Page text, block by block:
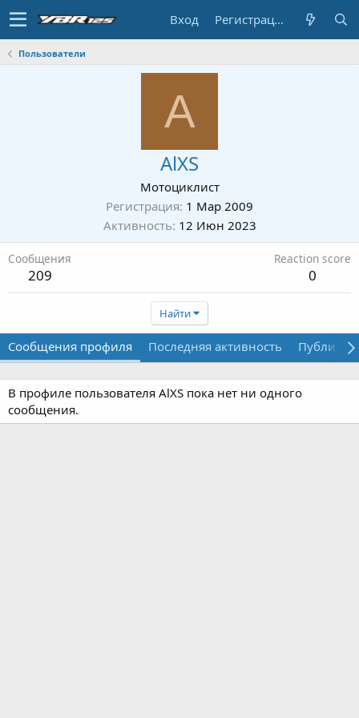
Вход Регистрация
Пользователи
A
AlXS
Мотоциклист
Регистрация 1 Мар 2009
Активность 12 Июн 2023
Сообщения
209
Reaction score
0
Найти
Сообщения профиля Последняя активность
В профиле пользователя AlXS пока нет ни одного
сообщения.